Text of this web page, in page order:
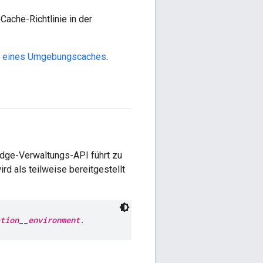
Richtlinie in der
Umgebungscaches.
Verwaltungs-API führt zu
als teilweise bereitgestellt
__ environment.